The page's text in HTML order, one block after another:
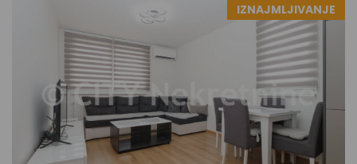
IZNAJMLJIVANJE